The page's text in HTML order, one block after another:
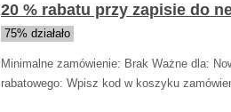
20 % rabatu przy zapisie do
75% działało
Minimalne zamówienie: Brak Ważne dla:
rabatowego: Wpisz kod w koszyku